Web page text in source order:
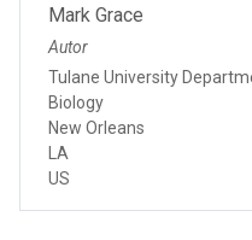
Mark Grace
Autor
Tulane University
Biology
New Orleans
LA
US